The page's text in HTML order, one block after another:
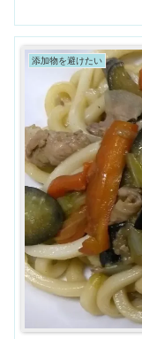
添加物を避けたい